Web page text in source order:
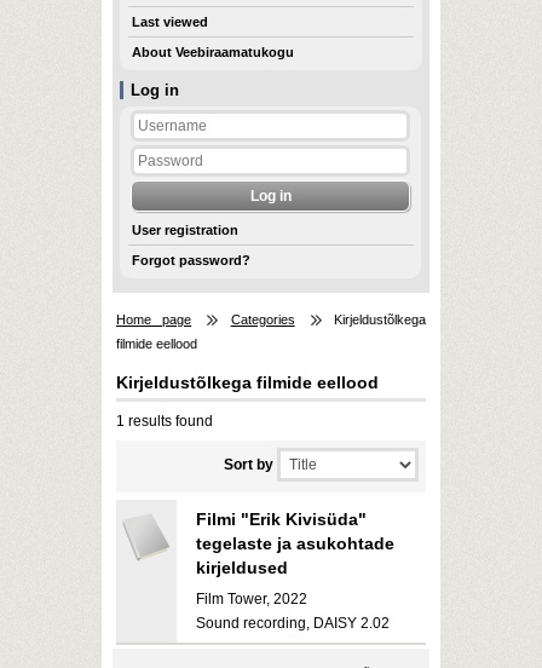
Log in
User registration
Forgot password?
Last viewed
About Veebiraamatukogu
Home page Categories
Kirjeldustõlkega
filmide eellood
Kirjeldustõlkega filmide eellood
1 results found
Sort by
Filmi "Erik Kivisüda"
tegelaste ja asukohtade
kirjeldused
Film Tower, 2022
Sound recording, DAISY 2.02